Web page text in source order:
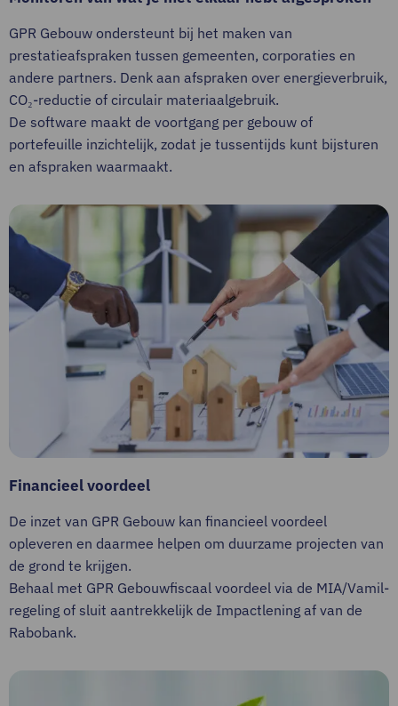
GPR Gebouw ondersteunt bij het maken van
prestatieafspraken tussen gemeenten, corporaties en
andere partners. Denk aan afspraken over energieverbruik,
CO₂-reductie of circulair materiaalgebruik.
De software maakt de voortgang per gebouw of
portefeuille inzichtelijk, zodat je tussentijds kunt bijsturen
en afspraken waarmaakt.
Financieel voordeel
De inzet van GPR Gebouw kan financieel voordeel
opleveren en daarmee helpen om duurzame projecten van
de grond te krijgen.
Behaal met GPR Gebouwfiscaal voordeel via de MIA/Vamil-
regeling of sluit aantrekkelijk de Impactlening af van de
Rabobank.